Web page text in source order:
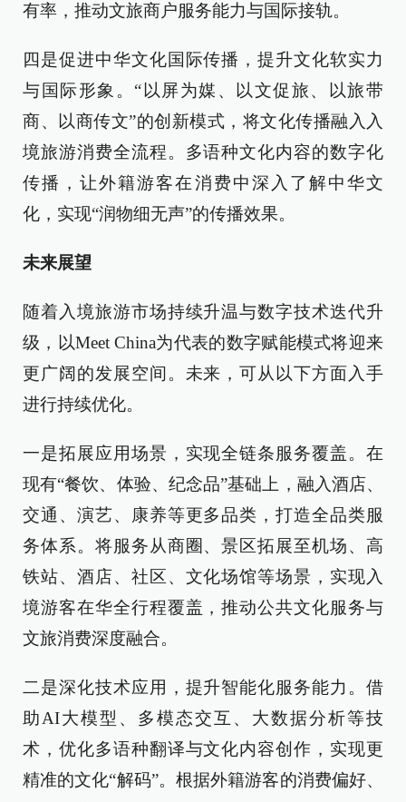
有率，推动文旅商户服务能力与国际接轨。
四是促进中华文化国际传播，提升文化软实力
与国际形象。“以屏为媒、以文促旅、以旅带
商、以商传文”的创新模式，将文化传播融入入
境旅游消费全流程。多语种文化内容的数字化
传播，让外籍游客在消费中深入了解中华文
化，实现“润物细无声”的传播效果。
未来展望
随着入境旅游市场持续升温与数字技术迭代升
级，以Meet China为代表的数字赋能模式将迎来
更广阔的发展空间。未来，可从以下方面入手
进行持续优化。
一是拓展应用场景，实现全链条服务覆盖。在
现有“餐饮、体验、纪念品”基础上，融入酒店、
交通、演艺、康养等更多品类，打造全品类服
务体系。将服务从商圈、景区拓展至机场、高
铁站、酒店、社区、文化场馆等场景，实现入
境游客在华全行程覆盖，推动公共文化服务与
文旅消费深度融合。
二是深化技术应用，提升智能化服务能力。借
助AI大模型、多模态交互、大数据分析等技
术，优化多语种翻译与文化内容创作，实现更
精准的文化“解码”。根据外籍游客的消费偏好、